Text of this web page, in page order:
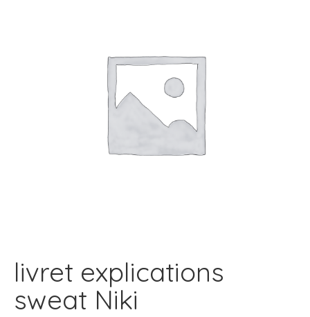
livret explications
sweat Niki